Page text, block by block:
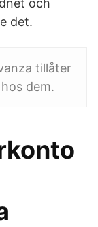
och
det.
tillåter
dem.